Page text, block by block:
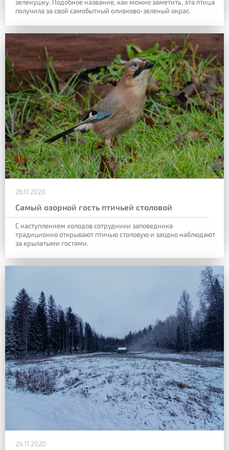
зеленушку. Подобное название, как можно заметить, эта птица
получила за свой самобытный оливково-зеленый окрас.
26.11.2020
Самый озорной гость птичьей столовой
С наступлением холодов сотрудники заповедника
традиционно открывают птичью столовую и заодно наблюдают
за крылатыми гостями.
24.11.2020